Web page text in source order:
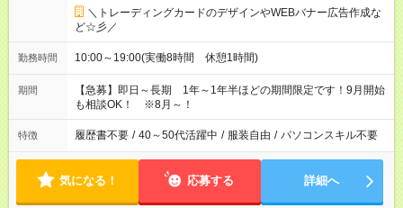
＼トレーディングカードのデザインやWEBバナー広告作成な
ど☆彡／
勤務時間 10:00～19:00(実働8時間 休憩1時間)
期間
【急募】即日～長期 1年～1年半ほどの期間限定です！9月開始
も相談OK！ ※8月～！
特徴 履歴書不要 / 40～50代活躍中 / 服装自由 / パソコンスキル不要
気になる！ 応募する 詳細へ